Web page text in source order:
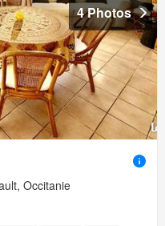
4 Photos
Occitanie